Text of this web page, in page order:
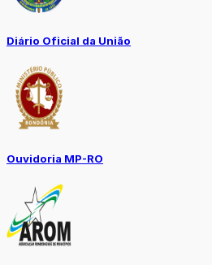
Diário Oficial da União
Ouvidoria MP-RO